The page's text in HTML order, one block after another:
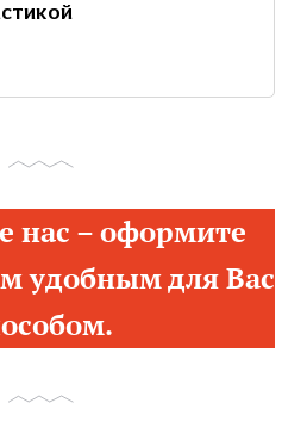
нас – оформите
удобным для Вас